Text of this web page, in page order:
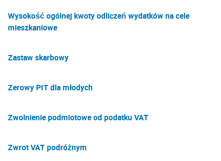
Wysokość ogólnej kwoty odliczeń wydatków na cele
mieszkaniowe
Zastaw skarbowy
Zerowy PIT dla młodych
Zwolnienie podmiotowe od podatku VAT
Zwrot VAT podróżnym